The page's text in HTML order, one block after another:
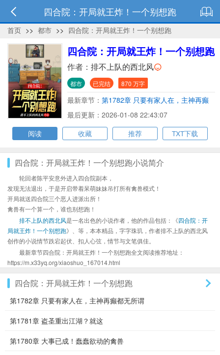
四合院：开局就王炸！一个别想跑
首页 >> 都市 >> 四合院：开局就王炸！一个别想跑
四合院：开局就王炸！一个别想跑
作者： 排不上队的西北风
都市 已完结 870 万字
最新章节： 第1782章 只要有家人在，主神再癫
都无所谓
最后更新：2026-01-08 22:43:07
阅读
收藏 推荐 TXT下载
四合院：开局就王炸！一个别想跑小说简介
轮回者陈平安意外进入四合院副本，
发现无法退出，于是开启带着呆萌妹妹吊打所有禽兽模式！
开局就送四合院三个恶人进派出所！
禽兽有一个算一个，谁也别想跑！
排不上队的西北风是一名出色的小说作者，他的作品包括：《四合院：开
局就王炸！一个别想跑》、等，本本精品，字字珠玑，作者排不上队的西北风
创作的小说情节跌宕起伏、扣人心弦，情节与文笔俱佳。
最新章节四合院：开局就王炸！一个别想跑全文阅读推荐地址：
https://m.x33yq.org/xiaoshuo_167014.html
四合院：开局就王炸！一个别想跑
第1782章 只要有家人在，主神再癫都无所谓
第1781章 盗圣重出江湖？就这
第1780章 大事已成！蠢蠢欲动的禽兽